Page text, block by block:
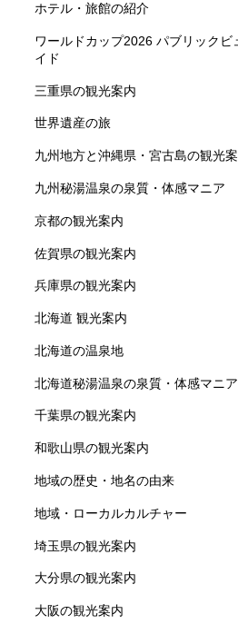
ホテル・旅館の紹介
ワールドカップ2026 パブリックビ
イド
三重県の観光案内
世界遺産の旅
九州地方と沖縄県・宮古島の観光
九州秘湯温泉の泉質・体感マニア
京都の観光案内
佐賀県の観光案内
兵庫県の観光案内
北海道 観光案内
北海道の温泉地
北海道秘湯温泉の泉質・体感マニア
千葉県の観光案内
和歌山県の観光案内
地域の歴史・地名の由来
地域・ローカルカルチャー
埼玉県の観光案内
大分県の観光案内
大阪の観光案内